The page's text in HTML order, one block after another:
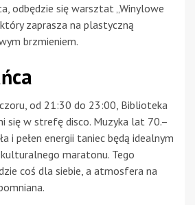
odbędzie się warsztat „Winylowe
zaprasza na plastyczną
brzmieniem.
od 21:30 do 23:00, Biblioteka
się w strefę disco. Muzyka lat 70.–
i pełen energii taniec będą idealnym
maratonu. Tego
coś dla siebie, a atmosfera na